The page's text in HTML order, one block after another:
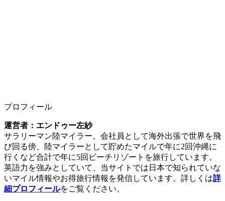
プロフィール
運営者：エンドゥー左紗
サラリーマン陸マイラー。会社員として海外出張で世界を飛
び回る傍、陸マイラーとして貯めたマイルで年に2回沖縄に
行くなど合計で年に5回ビーチリゾートを旅行しています。
英語力を強みとしていて、当サイトでは日本で知られていな
いマイル情報やお得旅行情報を発信しています。詳しくは詳
細プロフィールをご覧ください。